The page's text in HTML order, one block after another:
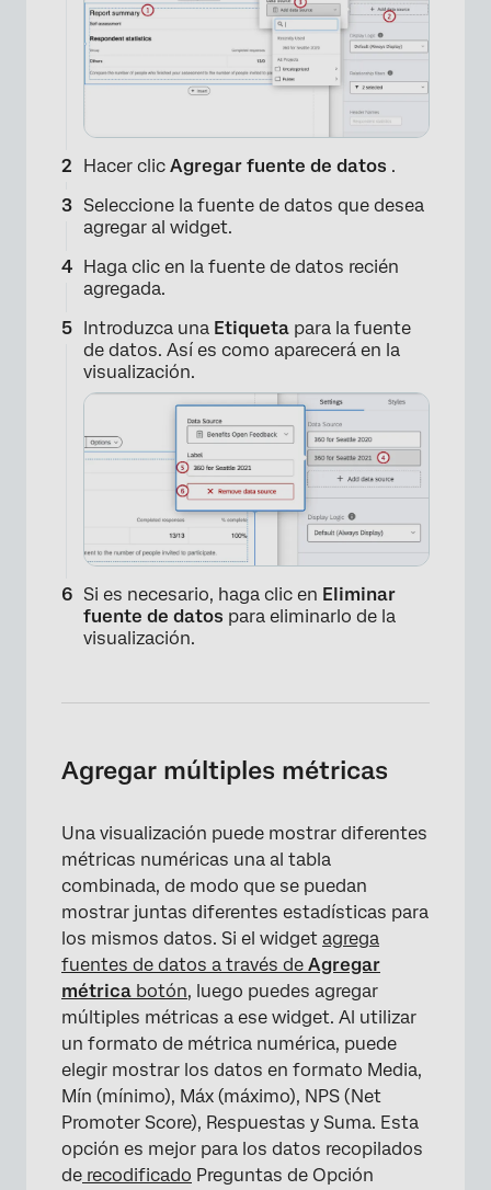
Hacer clic Agregar fuente de datos .
Seleccione la fuente de datos que desea
agregar al widget.
Haga clic en la fuente de datos recién
agregada.
Introduzca una Etiqueta para la fuente
de datos. Así es como aparecerá en la
visualización.
Si es necesario, haga clic en Eliminar
fuente de datos para eliminarlo de la
visualización.
Agregar múltiples métricas
Una visualización puede mostrar diferentes
métricas numéricas una al tabla
combinada, de modo que se puedan
mostrar juntas diferentes estadísticas para
los mismos datos. Si el widget agrega
fuentes de datos a través de Agregar
métrica botón, luego puedes agregar
múltiples métricas a ese widget. Al utilizar
un formato de métrica numérica, puede
elegir mostrar los datos en formato Media,
Mín (mínimo), Máx (máximo), NPS (Net
Promoter Score), Respuestas y Suma. Esta
opción es mejor para los datos recopilados
de recodificado Preguntas de Opción